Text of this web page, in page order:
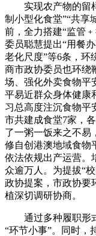
实现农产物的留样
制小型化食堂”“共享
前，全力搭建“监管
委员聪慧提出“用餐
老化尺度”等6条，环
商市政协委员也环绕
场、强化外卖食物平
平易近群众身体健康
习总高度注沉食物平
市共建成食堂7家，
了一粥一饭来之不易
修自创港澳地域食物
依法依规出产运营。
众逾万人。为提拔“
政协提案，市政协要
植深切调研协商。
通过多种履职形式
“环节小事”。同时，